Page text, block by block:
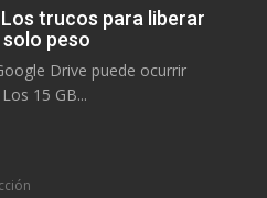
trucos para liberar
peso
Drive puede ocurrir
15 GB...